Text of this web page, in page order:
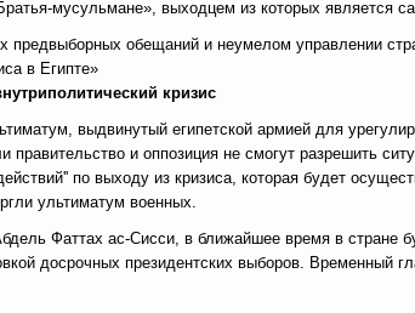
мусульмане», выходцем из которых является
предвыборных обещаний и неумелом управлении
в Египте»
кризис
выдвинутый египетской армией для
правительство и оппозиция не смогут разрешить
по выходу из кризиса, которая будет
ультиматум военных.
Фаттах ас-Сисси, в ближайшее время в стране
досрочных президентских выборов. Временный